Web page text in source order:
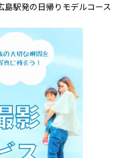
駅発の日帰りモデルコース